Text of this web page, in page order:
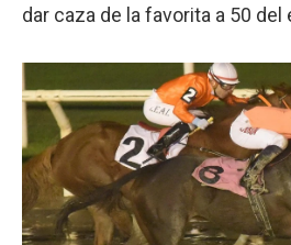
dar caza de la favorita a 50 del